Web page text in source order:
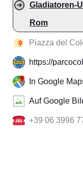
Gladiatoren-
Rom
Piazza del
https://
In Google
Auf Google
+39 06 3996